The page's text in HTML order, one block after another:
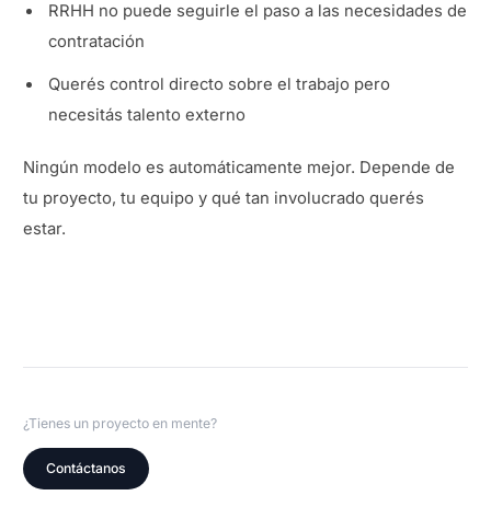
RRHH no puede seguirle el paso a las necesidades de
contratación
Querés control directo sobre el trabajo pero
necesitás talento externo
Ningún modelo es automáticamente mejor. Depende de
tu proyecto, tu equipo y qué tan involucrado querés
estar.
¿Tienes un proyecto en mente?
Contáctanos